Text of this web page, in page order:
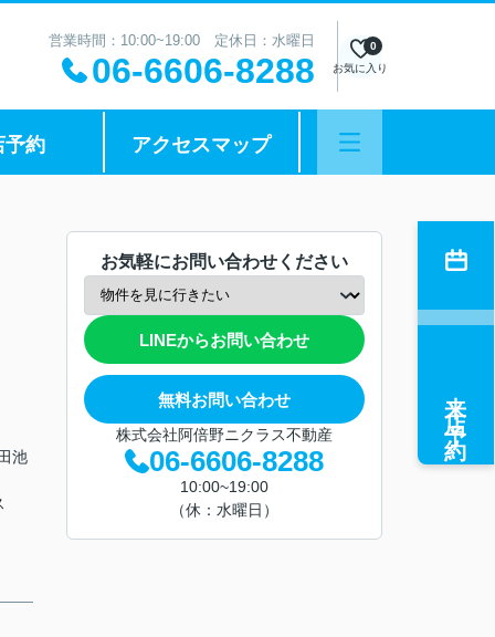
営業時間：10:00~19:00 定休日：水曜日
06-6606-8288 お気に入り
0
予約 アクセスマップ
池
お気軽にお問い合わせください
LINEからお問い合わせ
無料お問い合わせ
株式会社阿倍野ニクラス不動産
06-6606-8288
10:00~19:00
（休：水曜日）
来店予約